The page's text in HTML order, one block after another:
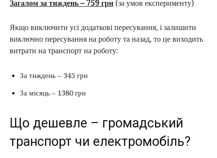
Загалом за тиждень – 759 грн (за умов експерименту)
Якщо виключити усі додаткові пересування, і залишити
виключно пересування на роботу та назад, то це виходить
витрати на транспорт на роботу:
За тиждень – 345 грн
За місяць – 1380 грн
Що дешевле – громадський
транспорт чи електромобіль?